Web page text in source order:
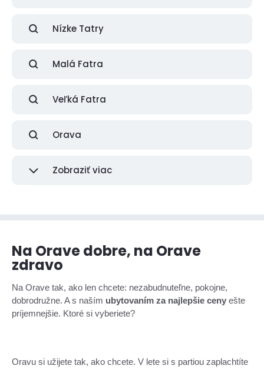
Nízke Tatry
Malá Fatra
Veľká Fatra
Orava
Zobraziť viac
Na Orave dobre, na Orave
zdravo
Na Orave tak, ako len chcete: nezabudnuteľne, pokojne,
dobrodružne. A s naším ubytovaním za najlepšie ceny ešte
príjemnejšie. Ktoré si vyberiete?
Oravu si užijete tak, ako chcete. V lete si s partiou zaplachtíte